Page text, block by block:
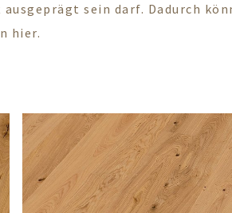
sein darf. Dadurch
hier.